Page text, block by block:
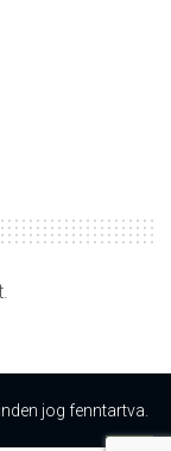
jog fenntartva.